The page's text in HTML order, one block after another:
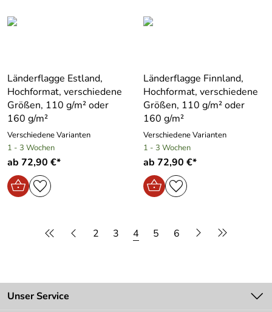
Länderflagge Estland,
Hochformat, verschiedene
Größen, 110 g/m² oder
160 g/m²
Verschiedene Varianten
1 - 3 Wochen
ab 72,90 €*
Länderflagge Finnland,
Hochformat, verschiedene
Größen, 110 g/m² oder
160 g/m²
Verschiedene Varianten
1 - 3 Wochen
ab 72,90 €*
2 3 4 5 6
Unser Service